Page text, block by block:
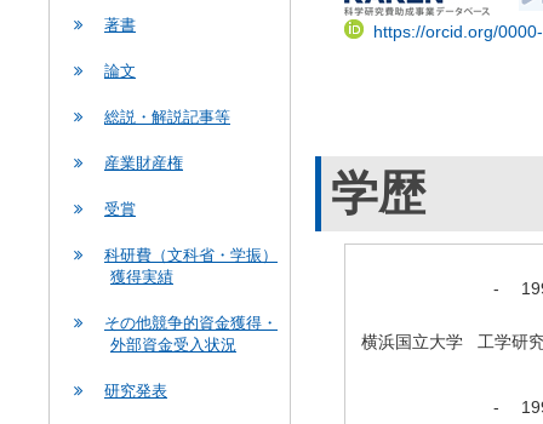
著書
論文
総説・解説記事等
産業財産権
受賞
科研費（文科省・学振）
獲得実績
その他競争的資金獲得・
外部資金受入状況
研究発表
https://orcid.org/
学歴
-
横浜国立大学 工学研
-